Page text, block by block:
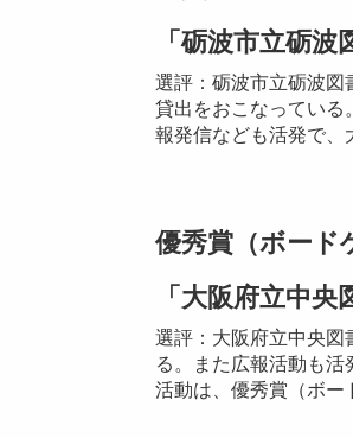
「砺波市立砺波
選評：砺波市立砺波
貸出をおこなってい
報発信なども活発で、
優秀賞（ボード
「大阪府立中央
選評：大阪府立中央図
る。また広報活動も
活動は、優秀賞（ボー